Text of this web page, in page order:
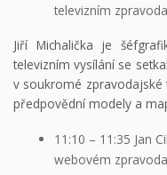
televizním
Jiří Michalička je
televizním vysílání se
v soukromé zpravodajské
předpovědní modely a
11:10 – 11:35 Jan
webovém